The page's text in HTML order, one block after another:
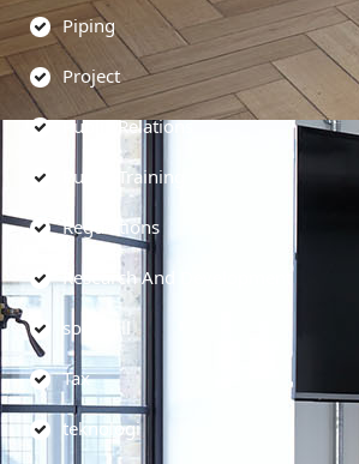
Piping
Project
Public Relations
Public Training
Regulations
Research And Development
soft skill
Tax
teknologi